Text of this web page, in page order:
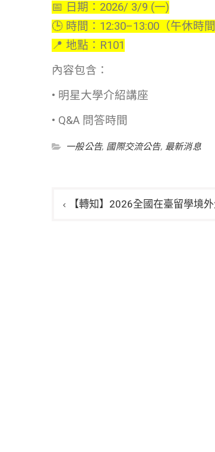
📅 日期：2026/ 3/9 (一)
🕒 時間：12:30–13:00（午休時間
📍 地點：R101
內容包含：
• 明星大學介紹講座
• Q&A 問答時間
一般公告, 國際交流公告,最新消息
【轉知】2026全國在臺留學境